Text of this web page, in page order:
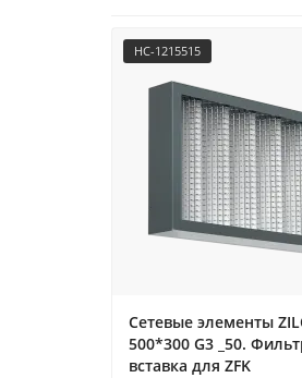
НС-1215515
Сетевые элементы
500*300 G3 _50.
вставка для ZFK